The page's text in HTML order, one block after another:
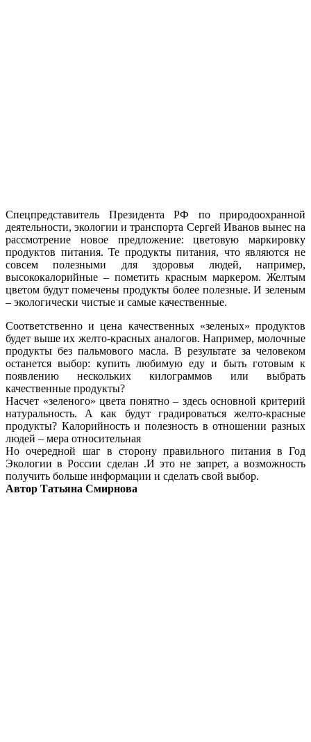
Спецпредставитель Президента РФ по природоохранной
деятельности, экологии и транспорта Сергей Иванов вынес на
рассмотрение новое предложение: цветовую маркировку
продуктов питания. Те продукты питания, что являются не
совсем полезными для здоровья людей, например,
высококалорийные – пометить красным маркером. Желтым
цветом будут помечены продукты более полезные. И зеленым
– экологически чистые и самые качественные.
Соответственно и цена качественных «зеленых» продуктов
будет выше их желто-красных аналогов. Например, молочные
продукты без пальмового масла. В результате за человеком
останется выбор: купить любимую еду и быть готовым к
появлению нескольких килограммов или выбрать
качественные продукты?
Насчет «зеленого» цвета понятно – здесь основной критерий
натуральность. А как будут градироваться желто-красные
продукты? Калорийность и полезность в отношении разных
людей – мера относительная
Но очередной шаг в сторону правильного питания в Год
Экологии в России сделан .И это не запрет, а возможность
получить больше информации и сделать свой выбор.
Автор Татьяна Смирнова